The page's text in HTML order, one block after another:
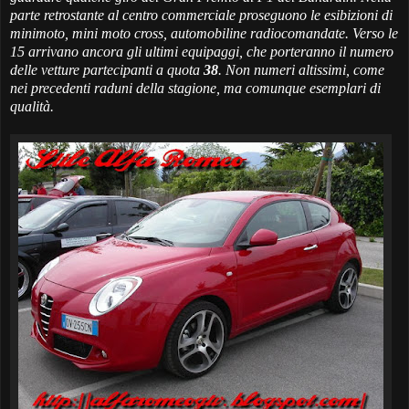
parte retrostante al centro commerciale proseguono le esibizioni di
minimoto, mini moto cross, automobiline radiocomandate. Verso le
15 arrivano ancora gli ultimi equipaggi, che porteranno il numero
delle vetture partecipanti a quota 38. Non numeri altissimi, come
nei precedenti raduni della stagione, ma comunque esemplari di
qualità.